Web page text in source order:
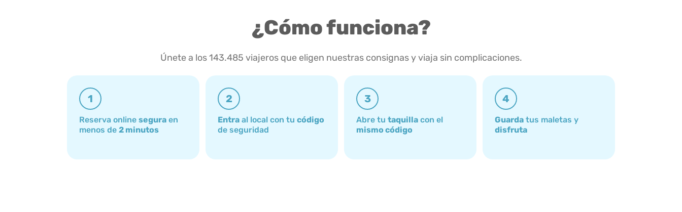
¿Cómo funciona?
Únete a los 143.485 viajeros que eligen nuestras consignas y viaja sin complicaciones.
1
Reserva online segura en
menos de 2 minutos
2
Entra al local con tu código
de seguridad
3
Abre tu taquilla con el
mismo código
4
Guarda tus maletas y
disfruta